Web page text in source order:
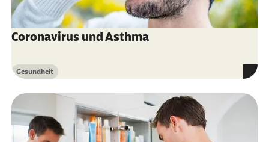
Coronavirus und Asthma
Kategorie
Gesundheit